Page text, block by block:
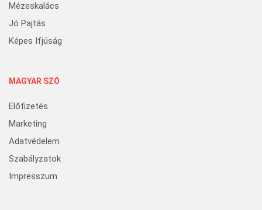
Mézeskalács
Jó Pajtás
Képes Ifjúság
MAGYAR SZÓ
Előfizetés
Marketing
Adatvédelem
Szabályzatok
Impresszum